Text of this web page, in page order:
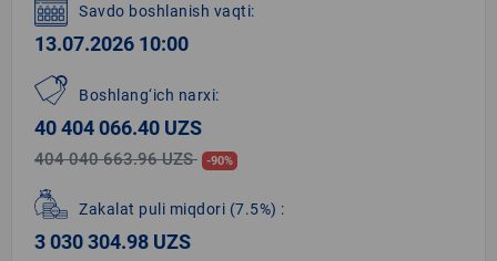
Savdo boshlanish vaqti:
13.07.2026 10:00
Boshlang‘ich narxi:
40 404 066.40 UZS
404 040 663.96 UZS -90%
Zakalat puli miqdori (7.5%) :
3 030 304.98 UZS